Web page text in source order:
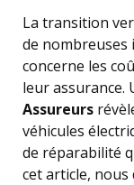
La transition
de
concerne les
leur assurance.
Assureurs
véhicules
de réparabilité
cet article, nous